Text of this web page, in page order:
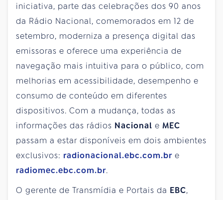
iniciativa, parte das celebrações dos 90 anos
da Rádio Nacional, comemorados em 12 de
setembro, moderniza a presença digital das
emissoras e oferece uma experiência de
navegação mais intuitiva para o público, com
melhorias em acessibilidade, desempenho e
consumo de conteúdo em diferentes
dispositivos. Com a mudança, todas as
informações das rádios Nacional e MEC
passam a estar disponíveis em dois ambientes
exclusivos: radionacional.ebc.com.br e
radiomec.ebc.com.br.
O gerente de Transmídia e Portais da EBC,